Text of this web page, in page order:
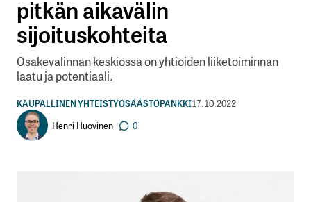
pitkän aikavälin
sijoituskohteita
Osakevalinnan keskiössä on yhtiöiden liiketoiminnan
laatu ja potentiaali.
KAUPALLINEN YHTEISTYÖSÄÄSTÖPANKKI17.10.2022
Henri Huovinen
0